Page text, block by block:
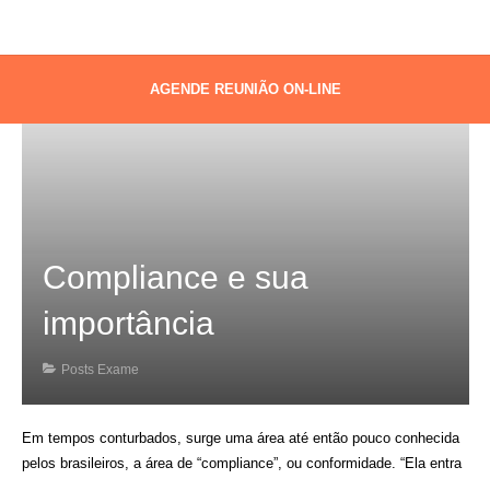
AGENDE REUNIÃO ON-LINE
Compliance e sua
importância
Posts Exame
Em tempos conturbados, surge uma área até então pouco conhecida
pelos brasileiros, a área de “compliance”, ou conformidade. “Ela entra